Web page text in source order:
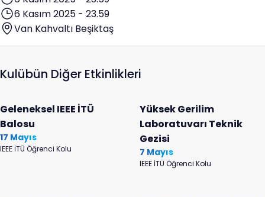
6 Kasım 2025 - 23.59
Van Kahvaltı Beşiktaş
Kulübün Diğer Etkinlikleri
Geleneksel IEEE İTÜ
Balosu
17 Mayıs
IEEE İTÜ Öğrenci Kolu
Yüksek Gerilim
Laboratuvarı Teknik
Gezisi
7 Mayıs
IEEE İTÜ Öğrenci Kolu